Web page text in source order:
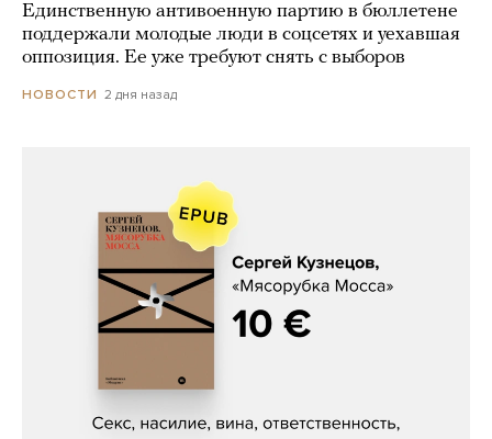
Единственную антивоенную партию в бюллетене
поддержали молодые люди в соцсетях и уехавшая
оппозиция. Ее уже требуют снять с выборов
НОВОСТИ 2 дня назад
Сергей Кузнецов, «Мясорубка